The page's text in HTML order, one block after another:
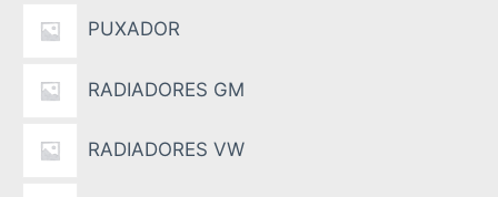
PUXADOR
RADIADORES GM
RADIADORES VW